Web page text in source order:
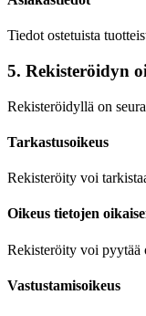
Tiedot ostetuista
5. Rekisteröidyn
Rekisteröidyllä on
Tarkastusoikeus
Rekisteröity voi
Oikeus tietojen
Rekisteröity voi pyytää
Vastustamisoikeus